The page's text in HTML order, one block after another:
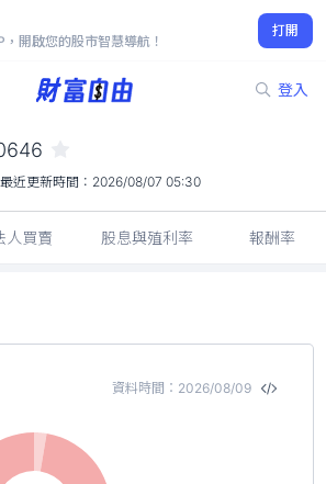
，開啟您的股市智慧導航！
打開
登入
78.25
-0.25%
最近更新時間： 2026/08/07 05:30
人買賣 股息與殖利率 報酬率
資料時間：2026/08/09